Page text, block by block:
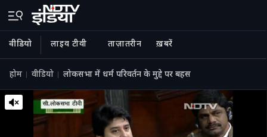
वीडियो लाइव टीवी ताज़ातरीन ख़बरें
होम वीडियो लोकसभा में धर्म परिवर्तन के मुद्दे पर बहस